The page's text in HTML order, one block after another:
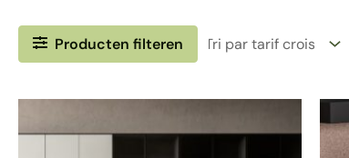
Producten filteren